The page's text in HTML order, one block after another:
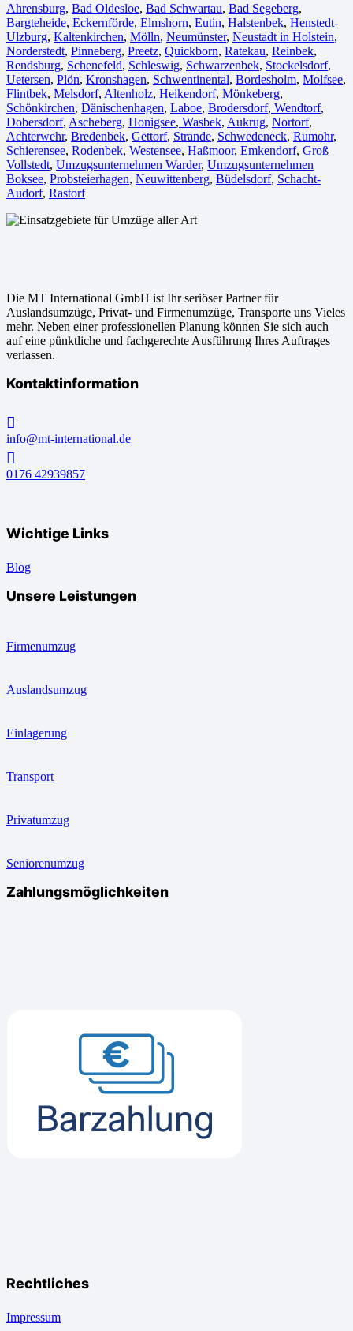
Ahrensburg, Bad Oldesloe, Bad Schwartau, Bad Segeberg,
Bargteheide, Eckernförde, Elmshorn, Eutin, Halstenbek, Henstedt-
Ulzburg, Kaltenkirchen, Mölln, Neumünster, Neustadt in Holstein,
Norderstedt, Pinneberg, Preetz, Quickborn, Ratekau, Reinbek,
Rendsburg, Schenefeld, Schleswig, Schwarzenbek, Stockelsdorf,
Uetersen, Plön, Kronshagen, Schwentinental, Bordesholm, Molfsee,
Flintbek, Melsdorf, Altenholz, Heikendorf, Mönkeberg,
Schönkirchen, Dänischenhagen, Laboe, Brodersdorf, Wendtorf,
Dobersdorf, Ascheberg, Honigsee, Wasbek, Aukrug, Nortorf,
Achterwehr, Bredenbek, Gettorf, Strande, Schwedeneck, Rumohr,
Schierensee, Rodenbek, Westensee, Haßmoor, Emkendorf, Groß
Vollstedt, Umzugsunternehmen Warder, Umzugsunternehmen
Boksee, Probsteierhagen, Neuwittenberg, Büdelsdorf, Schacht-
Audorf, Rastorf
Die MT International GmbH ist Ihr seriöser Partner für
Auslandsumzüge, Privat- und Firmenumzüge, Transporte uns Vieles
mehr. Neben einer professionellen Planung können Sie sich auch
auf eine pünktliche und fachgerechte Ausführung Ihres Auftrages
verlassen.
Kontaktinformation
info@mt-international.de
0176 42939857
Wichtige Links
Blog
Unsere Leistungen
Firmenumzug
Auslandsumzug
Einlagerung
Transport
Privatumzug
Seniorenumzug
Zahlungsmöglichkeiten
Rechtliches
Impressum